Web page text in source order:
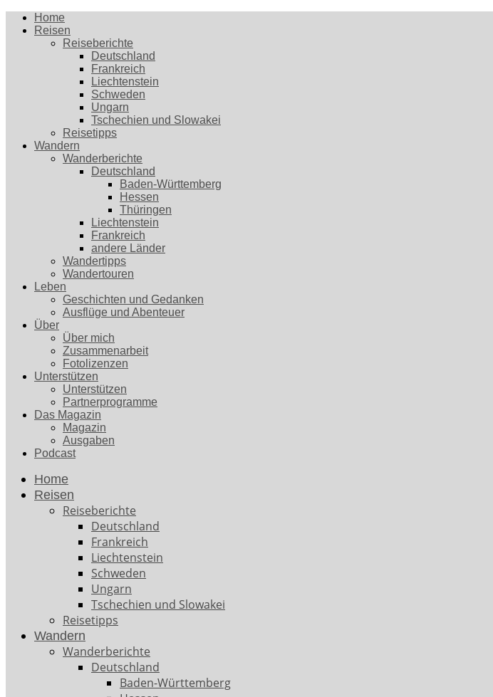
Home
Reisen
Reiseberichte
Deutschland
Frankreich
Liechtenstein
Schweden
Ungarn
Tschechien und Slowakei
Reisetipps
Wandern
Wanderberichte
Deutschland
Baden-Württemberg
Hessen
Thüringen
Liechtenstein
Frankreich
andere Länder
Wandertipps
Wandertouren
Leben
Geschichten und Gedanken
Ausflüge und Abenteuer
Über
Über mich
Zusammenarbeit
Fotolizenzen
Unterstützen
Unterstützen
Partnerprogramme
Das Magazin
Magazin
Ausgaben
Podcast
Home
Reisen
Reiseberichte
Deutschland
Frankreich
Liechtenstein
Schweden
Ungarn
Tschechien und Slowakei
Reisetipps
Wandern
Wanderberichte
Deutschland
Baden-Württemberg